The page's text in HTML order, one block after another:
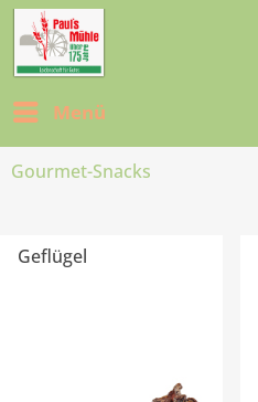
Menü
Gourmet-Snacks
Geflügel